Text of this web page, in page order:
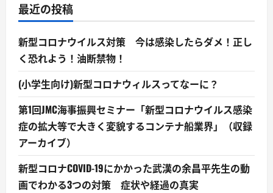
最近の投稿
新型コロナウイルス対策 今は感染したらダメ！正し
く恐れよう！油断禁物！
(小学生向け)新型コロナウィルスってなーに？
第1回JMC海事振興セミナー「新型コロナウイルス感染
症の拡大等で大きく変貌するコンテナ船業界」（収録
アーカイブ）
新型コロナCOVID-19にかかった武漢の余昌平先生の動
画でわかる3つの対策 症状や経過の真実